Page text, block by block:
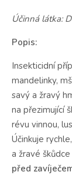
Účinná látka:
Popis:
Insekticidní
mandelinky,
savý a žravý
na přezimující
révu vinnou,
Účinkuje
a žravé
před